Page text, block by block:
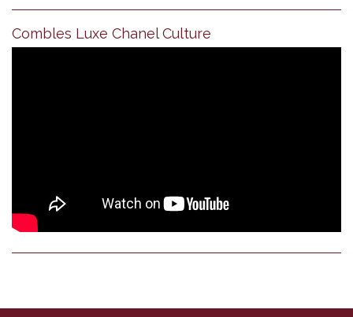
Combles Luxe Chanel Culture